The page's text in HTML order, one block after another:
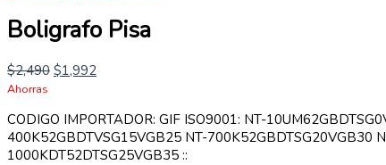
Boligrafo Pisa
$2,490 $1,992
Ahorras
CODIGO IMPORTADOR: GIF ISO9001: NT-
400K52GBDTVSG15VGB25 NT-700K52GBDTSG20VGB30
1000KDT52DTSG25VGB35 ::